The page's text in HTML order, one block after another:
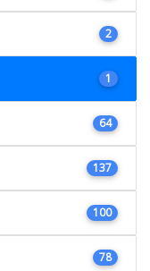
2
1
64
137
100
78